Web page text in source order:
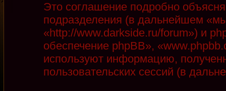
Это соглашение подробно
подразделения (в дальнейшем
«http://www.darkside.ru/forum») и
обеспечение phpBB»,
используют информацию,
пользовательских сессий (в